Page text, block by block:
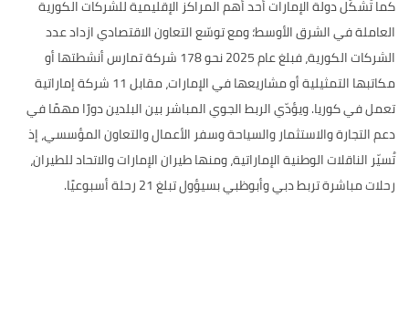
كما تُشكّل دولة الإمارات أحد أهم المراكز الإقليمية للشركات الكورية
العاملة في الشرق الأوسط؛ ومع توسّع التعاون الاقتصادي ازداد عدد
الشركات الكورية، فبلغ عام 2025 نحو 178 شركة تمارس أنشطتها أو
مكاتبها التمثيلية أو مشاريعها في الإمارات، مقابل 11 شركة إماراتية
تعمل في كوريا. ويؤدّي الربط الجوي المباشر بين البلدين دورًا مهمًا في
دعم التجارة والاستثمار والسياحة وسفر الأعمال والتعاون المؤسسي، إذ
تُسيّر الناقلات الوطنية الإماراتية، ومنها طيران الإمارات والاتحاد للطيران،
رحلات مباشرة تربط دبي وأبوظبي بسيؤول تبلغ 21 رحلة أسبوعيًا.